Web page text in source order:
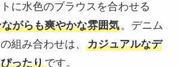
に水色のブラウスを合わせる
がらも爽やかな雰囲気。デニム
組み合わせは、 カジュアルなデ
ったりです。